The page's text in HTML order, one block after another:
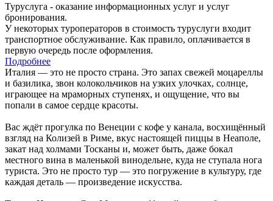
Туруслуга - оказание информационных услуг и услуг
бронирования.
У некоторых туроператоров в стоимость туруслуги входит
транспортное обслуживание. Как правило, оплачивается в
первую очередь после оформления.
Подробнее
Италия — это не просто страна. Это запах свежей моцареллы
и базилика, звон колокольчиков на узких улочках, солнце,
играющее на мраморных ступенях, и ощущение, что вы
попали в самое сердце красоты.
Вас ждёт прогулка по Венеции с кофе у канала, восхищённый
взгляд на Колизей в Риме, вкус настоящей пиццы в Неаполе,
закат над холмами Тосканы и, может быть, даже бокал
местного вина в маленькой винодельне, куда не ступала нога
туриста. Это не просто тур — это погружение в культуру, где
каждая деталь — произведение искусства.